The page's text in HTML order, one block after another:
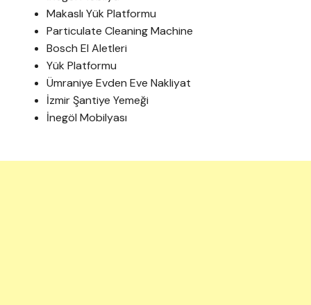
Makaslı Yük Platformu
Particulate Cleaning Machine
Bosch El Aletleri
Yük Platformu
Ümraniye Evden Eve Nakliyat
İzmir Şantiye Yemeği
İnegöl Mobilyası